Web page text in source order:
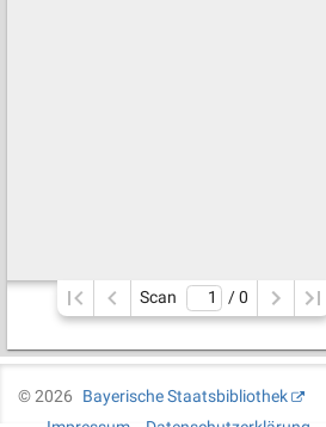
Scan / 0
©2026
Bayerische Staatsbibliothek